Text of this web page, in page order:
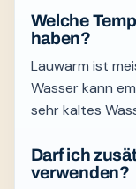
Welche
haben?
Lauwarm ist
Wasser kann
sehr kaltes
Darf ich
verwenden?